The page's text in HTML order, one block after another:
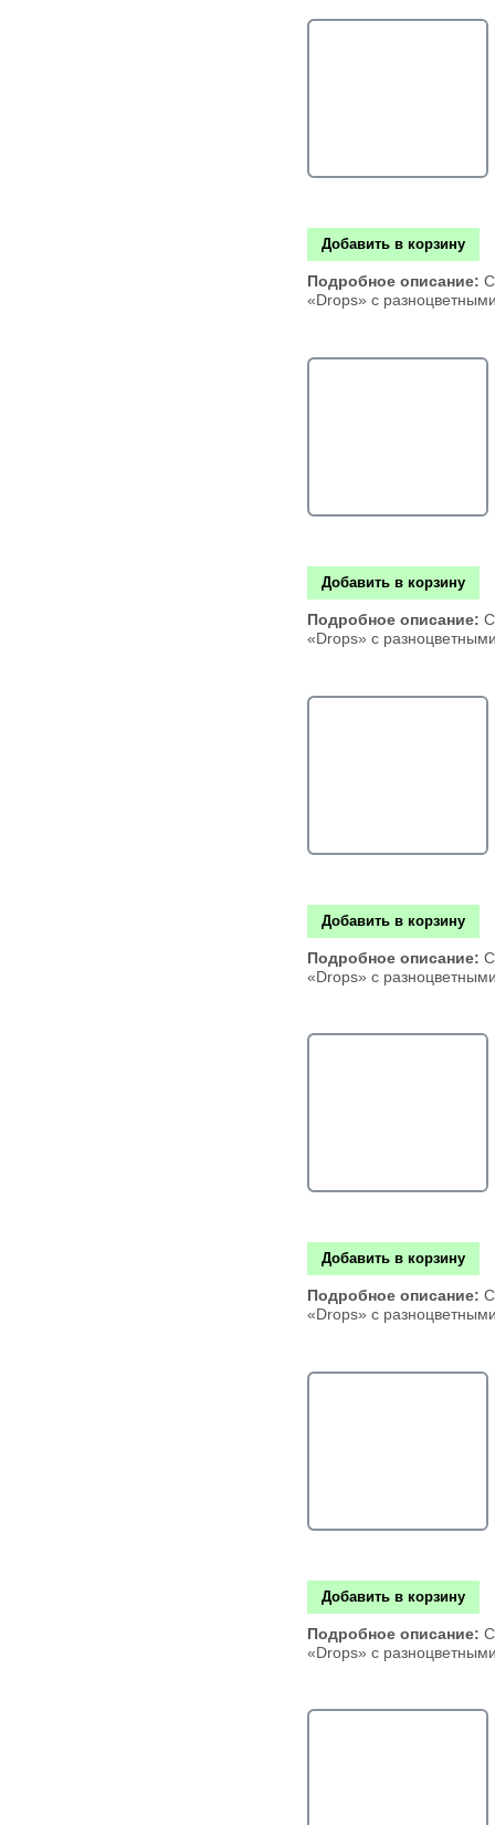
Добавить в корзину
Подробное описание:
«Drops» с
Добавить в корзину
Подробное описание:
«Drops» с
Добавить в корзину
Подробное описание:
«Drops» с
Добавить в корзину
Подробное описание:
«Drops» с
Добавить в корзину
Подробное описание:
«Drops» с